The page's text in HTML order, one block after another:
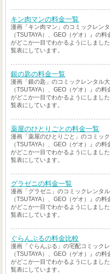
キン肉マンの料金一覧
漫画「キン肉マン」のコミックレン
（TSUTAYA）、GEO（ゲオ）』の
がどこか一目でわかるようにしまし
覧表にしています。
銀の匙の料金一覧
漫画「銀の匙」のコミックレンタル
（TSUTAYA）、GEO（ゲオ）』の
がどこか一目でわかるようにしまし
覧表にしています。
薬屋のひとりごとの料金一覧
漫画「薬屋のひとりごと」のコミッ
（TSUTAYA）、GEO（ゲオ）』の
がどこか一目でわかるようにしまし
覧表にしています。
グラゼニの料金一覧
漫画「グラゼニ」のコミックレンタ
（TSUTAYA）、GEO（ゲオ）』の
がどこか一目でわかるようにしまし
覧表にしています。
ぐらんぶるの料金比較
漫画「ぐらんぶる」の宅配コミック
（TSUTAYA）、GEO（ゲオ）』の
がどこか一目でわかるようにしまし
覧表にしています。